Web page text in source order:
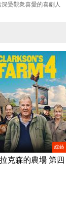
受觀衆喜愛的喜劇人
綜藝
克森的農場 第四